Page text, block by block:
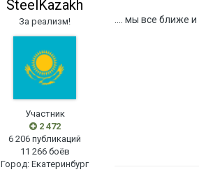
SteelKazakh
За реализм!
Участник
2 472
6 206 публикаций
11 266 боёв
Город:Екатеринбург
.... мы все ближе